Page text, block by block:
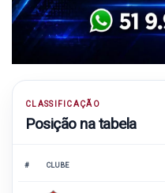
CLASSIFICAÇÃO
Posição na tabela
# CLUBE